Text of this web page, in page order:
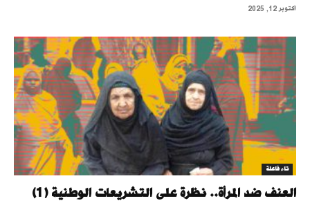
أكتوبر 12, 2025
تاء فاعلة
العنف ضد المرأة.. نظرة على التشريعات الوطنية (1)